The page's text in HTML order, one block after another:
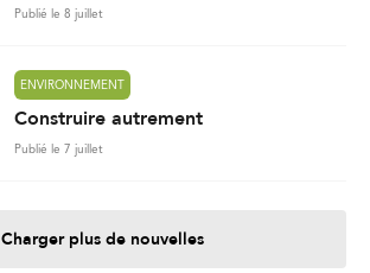
Publié le 8 juillet
ENVIRONNEMENT
Construire autrement
Publié le 7 juillet
Charger plus de nouvelles